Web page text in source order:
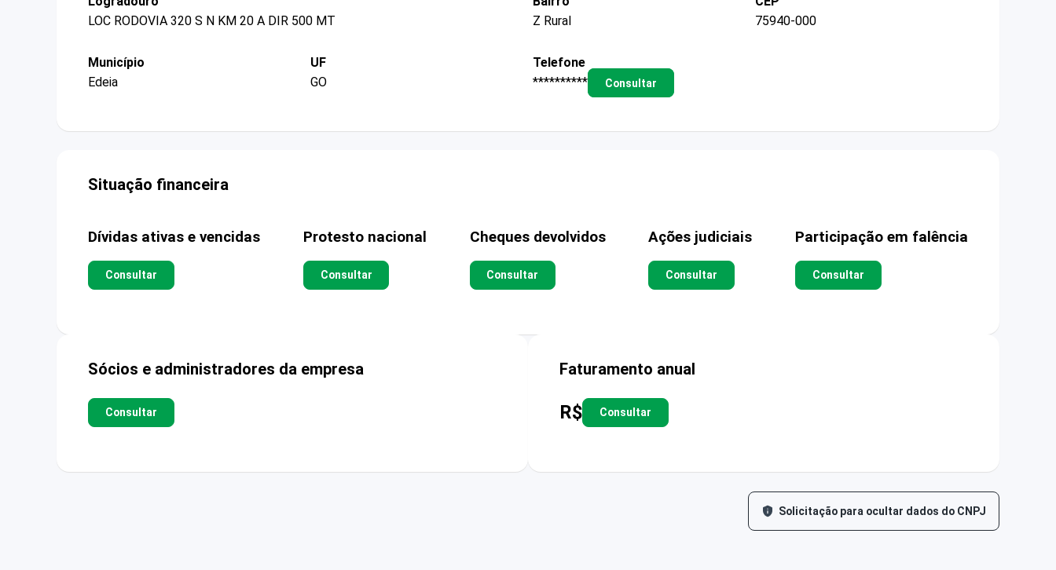
LOC RODOVIA 320 S N KM 20 A DIR 500 MT
Z Rural
75940-000
Município
Edeia
UF
GO
Telefone
**********
Consultar
Situação financeira
Dívidas ativas e vencidas
Consultar
Protesto nacional
Consultar
Cheques devolvidos
Consultar
Ações judiciais
Consultar
Participação em falência
Consultar
Sócios e administradores da empresa
Consultar
Faturamento anual
R$ Consultar
Solicitação para ocultar dados do CNPJ